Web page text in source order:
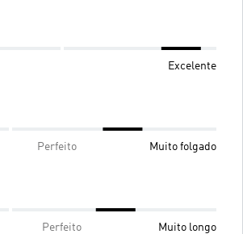
Excelente
Perfeito Muito folgado
Perfeito Muito longo